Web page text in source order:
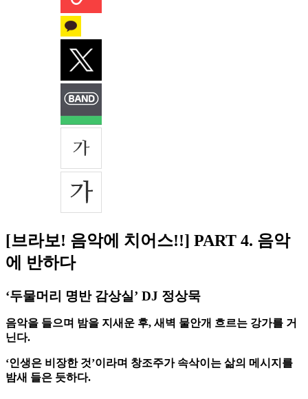
[브라보! 음악에 치어스!!] PART 4. 음악
에 반하다
‘두물머리 명반 감상실’ DJ 정상묵
음악을 들으며 밤을 지새운 후, 새벽 물안개 흐르는 강가를 거
닌다.
‘인생은 비장한 것’이라며 창조주가 속삭이는 삶의 메시지를
밤새 들은 듯하다.